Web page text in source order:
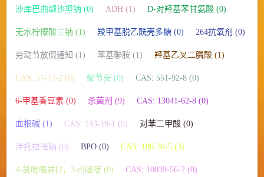
沙库巴曲缬沙坦钠 (0) ADH (1) D-对羟基苯甘氨酸 (0)
无水柠檬酸三钠 (1) 羧甲基脱乙酰壳多糖 (0) 264抗氧剂 (0)
劳动节放假通知 (1) 苯基聯胺 (1) 羟基乙叉二膦酸 (1)
CAS: 51-17-2 (0) 缩节安 (0) CAS: 551-92-8 (0)
6-甲基香豆素 (0) 杀菌剂 (9) CAS: 13041-62-8 (0)
血根碱 (1) CAS: 143-19-1 (0) 对苯二甲酸 (0)
泮托拉唑钠 (0) BPO (0) CAS: 108-30-5 (3)
4-氯吡咯并[2，3-d]嘧啶 (0) CAS: 10039-56-2 (0)